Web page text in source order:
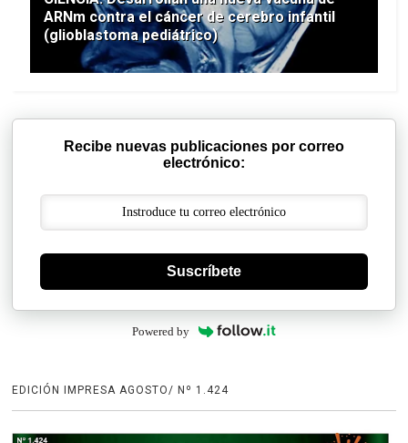
ARNm contra el cáncer de cerebro infantil
(glioblastoma pediátrico)
Recibe nuevas publicaciones por correo
electrónico:
Suscríbete
Powered by
EDICIÓN IMPRESA AGOSTO/ Nº 1.424